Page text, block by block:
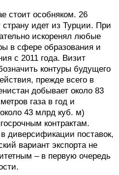
стоит особняком. 26
страну идет из Турции. При
искоренял любые
в сфере образования и
с 2011 года. Визит
контуры будущего
прежде всего в
добывает около 83
газа в год и
43 млрд куб. м)
контрактам.
диверсификации поставок,
вариант экспорта не
– в первую очередь